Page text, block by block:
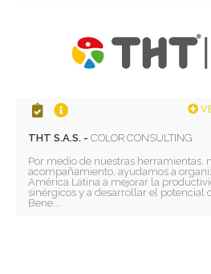
THT S.A.S. -COLOR CONSULTING
Por medio de nuestras herramientas,
acompañamiento, ayudamos a
América Latina a mejorar la
sinérgicos y a desarrollar el potencial
Bene...